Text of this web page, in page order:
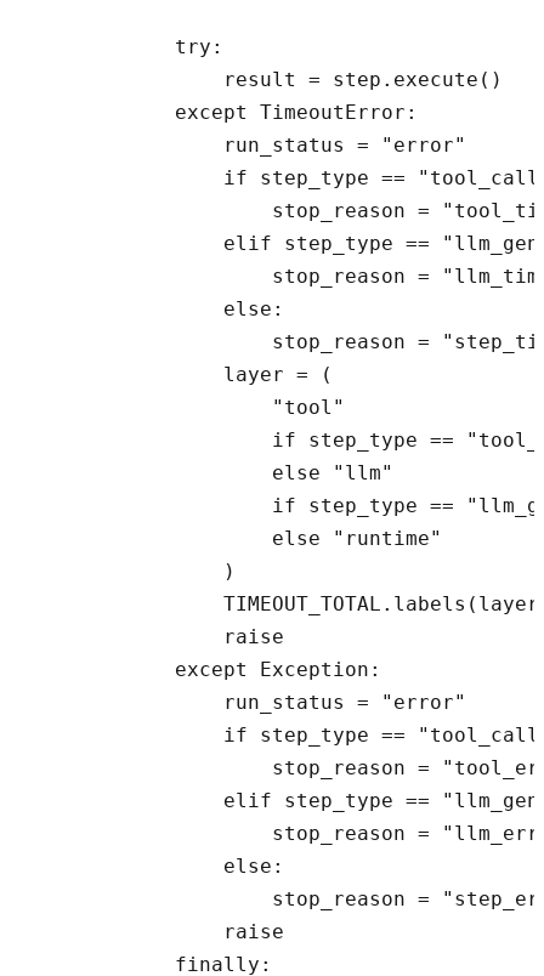
            try:
                result = step.execute()
            except TimeoutError:
                run_status = "error"
if step_type ==
stop_reason =
elif step_type ==
stop_reason =
                else:
stop_reason =
                layer = (
                    "tool"
if step_type ==
                    else "llm"
if step_type ==
                    else "runtime"
                )
                raise
            except Exception:
                run_status = "error"
if step_type ==
stop_reason =
elif step_type ==
stop_reason =
                else:
stop_reason =
                raise
            finally: